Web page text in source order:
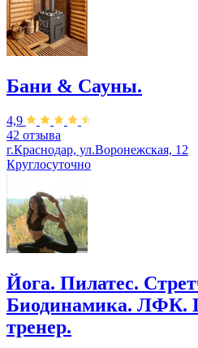
Бани & Сауны.
4,9
42 отзыва
г.Краснодар, ул.Воронежская, 12
Круглосуточно
Йога. Пилатес.
Биодинамика. ЛФК.
тренер.